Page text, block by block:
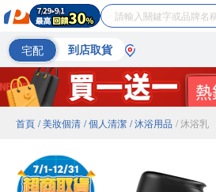
宅配 到店取貨
首頁 / 美妝個清 / 個人清潔 / 沐浴用品 / 沐浴乳